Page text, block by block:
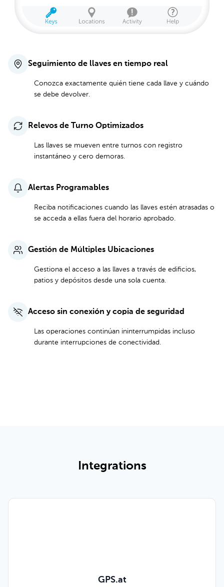
Seguimiento de llaves en tiempo real
Conozca exactamente quién tiene cada llave y cuándo
se debe devolver.
Relevos de Turno Optimizados
Las llaves se mueven entre turnos con registro
instantáneo y cero demoras.
Alertas Programables
Reciba notificaciones cuando las llaves estén atrasadas o
se acceda a ellas fuera del horario aprobado.
Gestión de Múltiples Ubicaciones
Gestiona el acceso a las llaves a través de edificios,
patios y depósitos desde una sola cuenta.
Acceso sin conexión y copia de seguridad
Las operaciones continúan ininterrumpidas incluso
durante interrupciones de conectividad.
Integrations
GPS.at